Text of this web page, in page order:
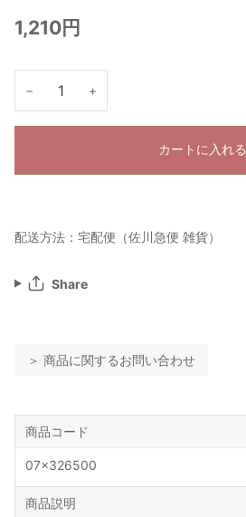
1,210円
− +
カートに入れる
配送方法：宅配便（佐川急便 雑貨）
Share
＞ 商品に関するお問い合わせ
商品コード
07x326500
商品説明